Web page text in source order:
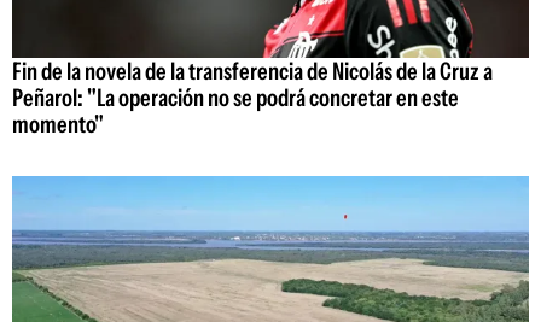
Fin de la novela de la transferencia de Nicolás de la Cruz a
Peñarol: "La operación no se podrá concretar en este
momento"